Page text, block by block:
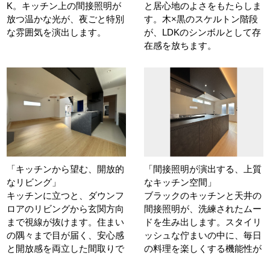
K。キッチン上の間接照明が
放つ温かな光が、夜ごと特別
な雰囲気を演出します。
と居心地のよさをもたらしま
す。木×黒のスケルトン階段
が、LDKのシンボルとして存
在感を放ちます。
「キッチンから望む、開放的
なリビング」
キッチンに立つと、ダウンフ
ロアのリビングから玄関方向
まで視線が抜けます。住まい
の隅々まで目が届く、安心感
と開放感を両立した間取りで
「間接照明が演出する、上質
なキッチン空間」
ブラックのキッチンと天井の
間接照明が、洗練されたムー
ドを生み出します。スタイリ
ッシュな佇まいの中に、毎日
の料理を楽しくする機能性が